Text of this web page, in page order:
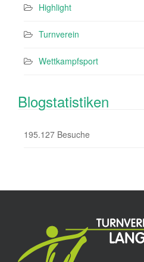
Highlight
Turnverein
Wettkampfsport
Blogstatistiken
195.127 Besuche